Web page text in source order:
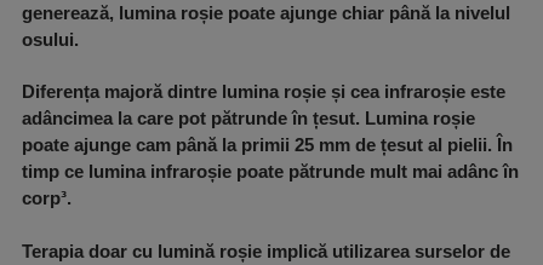
generează, lumina roșie poate ajunge chiar până la nivelul
osului.
Diferența majoră dintre lumina roșie și cea infraroșie este
adâncimea la care pot pătrunde în țesut. Lumina roșie
poate ajunge cam până la primii 25 mm de țesut al pielii. În
timp ce lumina infraroșie poate pătrunde mult mai adânc în
corp³.
Terapia doar cu lumină roșie implică utilizarea surselor de